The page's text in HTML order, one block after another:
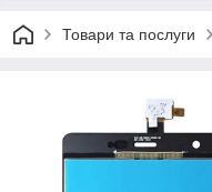
Товари та послуги